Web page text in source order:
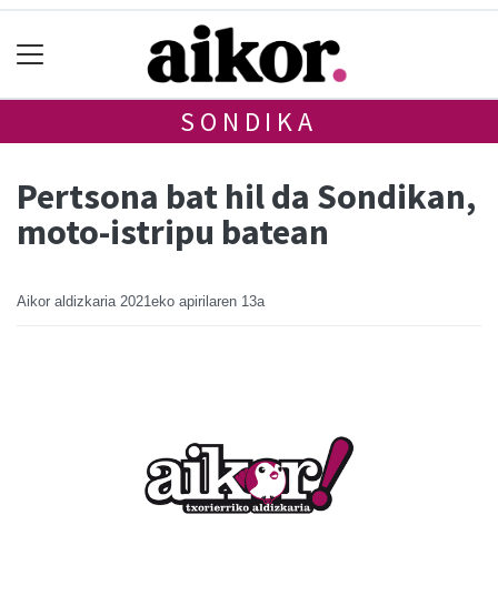
SONDIKA
Pertsona bat hil da Sondikan,
moto-istripu batean
Aikor aldizkaria 2021eko apirilaren 13a